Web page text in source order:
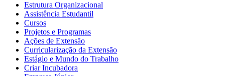
Estrutura Organizacional
Assistência Estudantil
Cursos
Projetos e Programas
Ações de Extensão
Curricularização da Extensão
Estágio e Mundo do Trabalho
Criar Incubadora